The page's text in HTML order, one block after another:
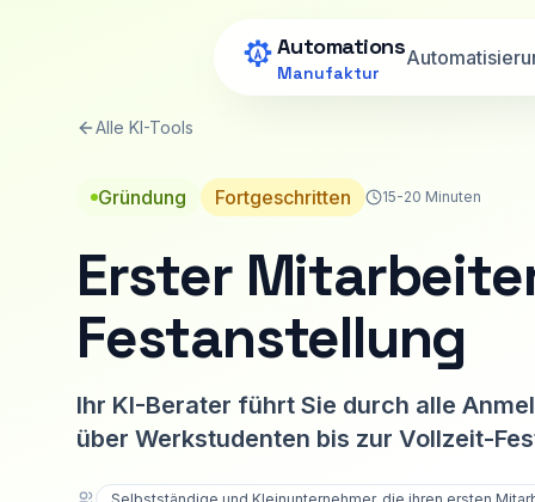
Automations
Manufaktur
Alle KI-Tools
Gründung Fortgeschritten 15-20 Minuten
Erster
Festanstellung
Ihr KI-Berater führt Sie durch alle
über Werkstudenten bis zur Vollzeit-